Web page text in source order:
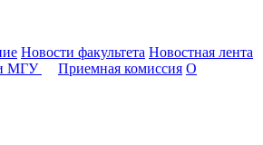
Новости факультета Новостная лента
МГУ Приемная комиссия О